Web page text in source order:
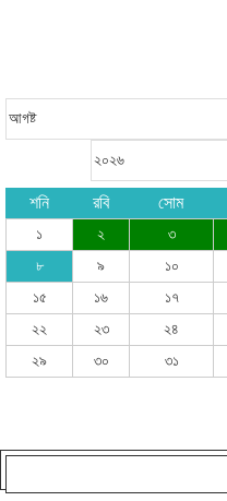
শনি রবি সোম
১ ২ ৩
৮
৯ ১০
১৫
১৬ ১৭
২২
২৩ ২৪
২৯
৩০ ৩১